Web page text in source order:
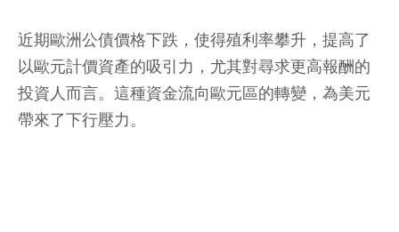
近期歐洲公債價格下跌，使得殖利率攀升，提高了
以歐元計價資產的吸引力，尤其對尋求更高報酬的
投資人而言。這種資金流向歐元區的轉變，為美元
帶來了下行壓力。